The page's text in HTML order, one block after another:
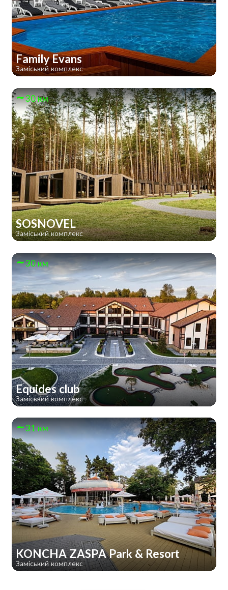
Family Evans
Заміський комплекс
30 км
SOSNOVEL
Заміський комплекс
30 км
Equides club
Заміський комплекс
31 км
KONCHA ZASPA Park & Resort
Заміський комплекс